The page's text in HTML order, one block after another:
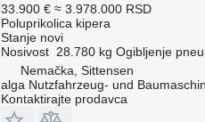
33.900 € ≈ 3.978.000 RSD
Poluprikolica kipera
Stanjenovi
Nosivost 28.780 kg Ogibljenje
Nemačka, Sittensen
alga Nutzfahrzeug- und
Kontaktirajte prodavca